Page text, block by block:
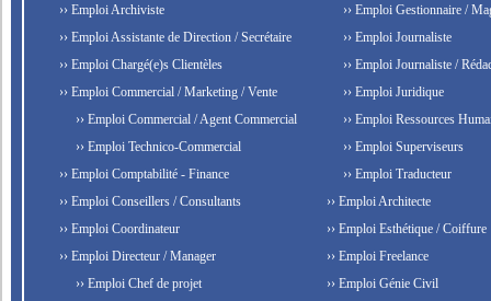
›› Emploi Archiviste
›› Emploi Assistante de Direction / Secrétaire
›› Emploi Chargé(e)s Clientèles
›› Emploi Commercial / Marketing / Vente
›› Emploi Commercial / Agent Commercial
›› Emploi Technico-Commercial
›› Emploi Comptabilité - Finance
›› Emploi Conseillers / Consultants
›› Emploi Coordinateur
›› Emploi Directeur / Manager
›› Emploi Chef de projet
›› Emploi Gestionnaire /
›› Emploi Journaliste
›› Emploi Journaliste /
›› Emploi Juridique
›› Emploi Ressources
›› Emploi Superviseurs
›› Emploi Traducteur
›› Emploi Architecte
›› Emploi Esthétique / Coiffure
›› Emploi Freelance
›› Emploi Génie Civil